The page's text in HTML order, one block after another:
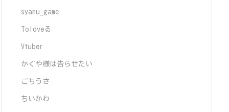
syamu_game
Toloveる
Vtuber
かぐや様は告らせたい
ごちうさ
ちいかわ